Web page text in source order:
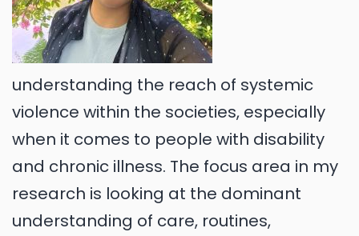
understanding the reach of systemic
violence within the societies, especially
when it comes to people with disability
and chronic illness. The focus area in my
research is looking at the dominant
understanding of care, routines,